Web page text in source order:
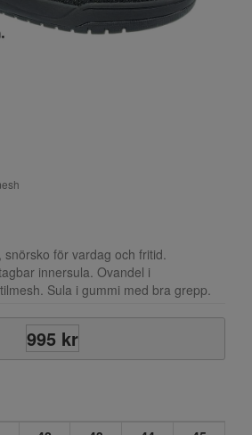
för vardag och fritid.
innersula. Ovandel i
Sula i gummi med bra grepp.
995 kr